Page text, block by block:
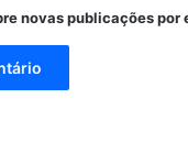
novas publicações por